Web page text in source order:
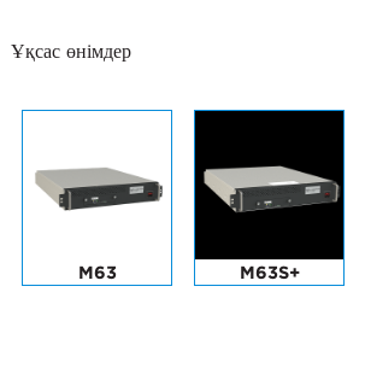
Ұқсас өнімдер
M63 M63S+